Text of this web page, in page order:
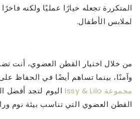
المتكررة تجعله خيارًا عمليًا ولكنه
لملابس الأطفال.
من خلال اختيار القطن العضوي، أنت
وآمنًا، بينما تساهم أيضًا في الحفاظ على
مجموعة Issy & Lilo
اليوم لتجد أفضل
القطن العضوي التي تناسب بيئة نوم